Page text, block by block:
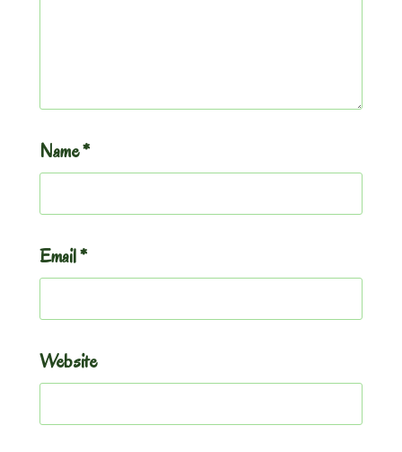
Name*
Email*
Website